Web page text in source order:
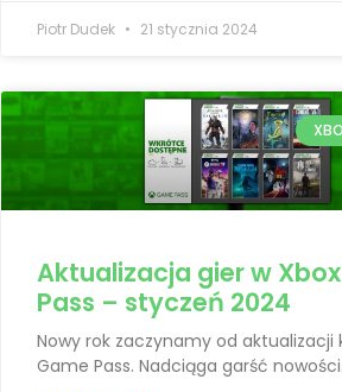
Piotr Dudek 21 stycznia 2024
Aktualizacja gier w
Pass – styczeń 2024
Nowy rok zaczynamy od aktualizacji
Game Pass. Nadciąga garść nowości.